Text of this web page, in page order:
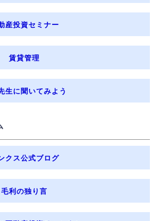
産投資セミナー
賃貸管理
生に聞いてみよう
クス公式ブログ
毛利の独り言